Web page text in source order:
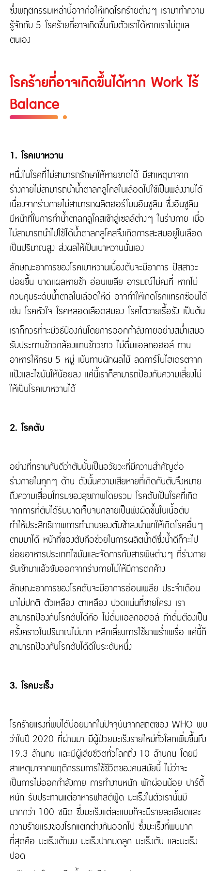
ซึ่งพฤติกรรมเหล่านี้อาจก่อให้เกิดโรคร้ายต่างๆ เรามาทำความ
รู้จักกับ 5 โรคร้ายที่อาจเกิดขึ้นกับตัวเราได้หากเราไม่ดูแล
ตนเอง
โรคร้ายที่อาจเกิดขึ้นได้หาก Work ไร้
Balance
1. โรคเบาหวาน
หนึ่งในโรคที่ไม่สามารถรักษาให้หายขาดได้ มีสาเหตุมาจาก
ร่างกายไม่สามารถนำน้ำตาลกลูโคสในเลือดไปใช้เป็นพลังงานได้
เนื่องจากร่างกายไม่สามารถผลิตฮอร์โมนอินซูลิน ซึ่งอินซูลิน
มีหน้าที่ในการทำน้ำตาลกลูโคสเข้าสู่เซลล์ต่างๆ ในร่างกาย เมื่อ
ไม่สามารถนำไปใช้ได้น้ำตาลกลูโคสจึงเกิดการสะสมอยู่ในเลือด
เป็นปริมาณสูง ส่งผลให้เป็นเบาหวานนั่นเอง
ลักษณะอาการของโรคเบาหวานเบื้องต้นจะมีอาการ ปัสสาวะ
บ่อยขึ้น บาดแผลหายช้า อ่อนเพลีย อารมณ์ไม่คงที่ หากไม่
ควบคุมระดับน้ำตาลในเลือดให้ดี อาจทำให้เกิดโรคแทรกซ้อนได้
เช่น โรคหัวใจ โรคหลอดเลือดสมอง โรคไตวายเรื้อรัง เป็นต้น
เราก็ควรที่จะมีวิธีป้องกันโดยการออกกำลังกายอย่างสม่ำเสมอ
รับประทานข้าวกล้องแทนข้าวขาว ไม่ดื่มแอลกอฮอล์ ทาน
อาหารให้ครบ 5 หมู่ เน้นทานผักผลไม้ ลดคาร์โบไฮเดรตจาก
แป้งและไขมันให้น้อยลง แค่นี้เราก็สามารถป้องกันความเสี่ยงไม่
ให้เป็นโรคเบาหวานได้
2. โรคตับ
อย่างที่ทราบกันดีว่าตับนั้นเป็นอวัยวะที่มีความสำคัญต่อ
ร่างกายในทุกๆ ด้าน ดังนั้นความเสียหายที่เกิดกับตับจึงหมาย
ถึงความเสื่อมโทรมของสุขภาพโดยรวม โรคตับเป็นโรคที่เกิด
จากการที่ตับได้รับบาดเจ็บจนกลายเป็นพังผืดขึ้นในเนื้อตับ
ทำให้ประสิทธิภาพการทำงานของตับช้าลงนำพาให้เกิดโรคอื่นๆ
ตามมาได้ หน้าที่ของตับคือช่วยในการผลิตน้ำดีซึ่งน้ำดีก็จะไป
ย่อยอาหารประเภทไขมันและจัดการกับสารพิษต่างๆ ที่ร่างกาย
รับเข้ามาแล้วขับออกจากร่างกายไม่ให้มีการตกค้าง
ลักษณะอาการของโรคตับจะมีอาการอ่อนเพลีย ประจำเดือน
มาไม่ปกติ ตัวเหลือง ตาเหลือง ปวดแน่นที่ชายโครง เรา
สามารถป้องกันโรคตับได้คือ ไม่ดื่มแอลกอฮอล์ ถ้าดื่มต้องเป็น
ครั้งคราวในปริมาณไม่มาก หลีกเลี่ยงการใช้ยาพร่ำเพรื่อ แค่นี้ก็
สามารถป้องกันโรคตับได้ดีในระดับหนึ่ง
3. โรคมะเร็ง
โรคร้ายแรงที่พบได้บ่อยมากในปัจจุบันจากสถิติของ WHO พบ
ว่าในปี 2020 ที่ผ่านมา มีผู้ป่วยมะเร็งรายใหม่ทั่วโลกเพิ่มขึ้นถึง
19.3 ล้านคน และมีผู้เสียชีวิตทั่วโลกถึง 10 ล้านคน โดยมี
สาเหตุมาจากพฤติกรรมการใช้ชีวิตของคนสมัยนี้ ไม่ว่าจะ
เป็นการไม่ออกกำลังกาย การทำงานหนัก พักผ่อนน้อย ปาร์ตี้
หนัก รับประทานแต่อาหารฟาสต์ฟู้ด มะเร็งในตัวเรานั้นมี
มากกว่า 100 ชนิด ซึ่งมะเร็งแต่ละแบบก็จะมีรายละเอียดและ
ความร้ายแรงของโรคแตกต่างกันออกไป ซึ่งมะเร็งที่พบมาก
ที่สุดคือ มะเร็งเต้านม มะเร็งปากมดลูก มะเร็งตับ และมะเร็ง
ปอด